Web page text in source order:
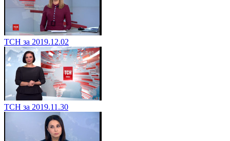
ТСН за 2019.12.02
ТСН за 2019.11.30